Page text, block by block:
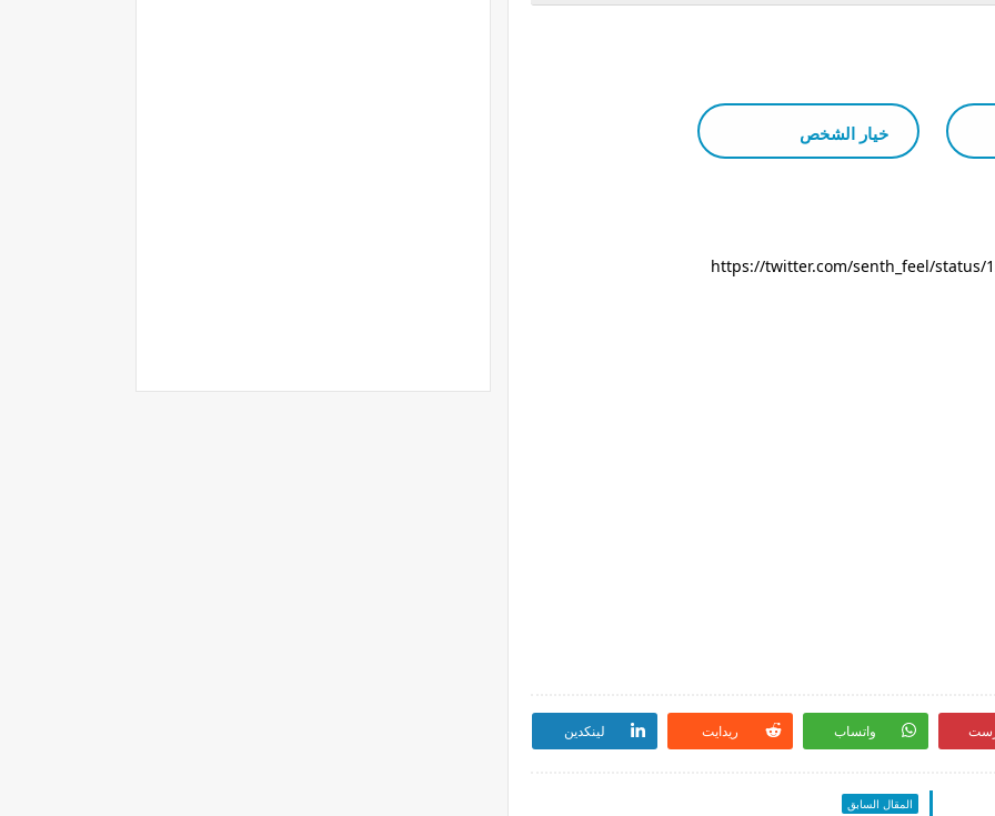
خيار الشخص
https://twitter.com/senth_feel/status/
واتساب ريدايت لينكدين
المقال السابق